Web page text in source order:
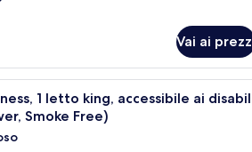
Vai ai
Una scrivania, postazione
1 letto king, accessibile ai
Smoke Free)